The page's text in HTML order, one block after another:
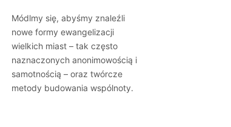
Módlmy się, abyśmy znaleźli
nowe formy ewangelizacji
wielkich miast – tak często
naznaczonych anonimowością i
samotnością – oraz twórcze
metody budowania wspólnoty.